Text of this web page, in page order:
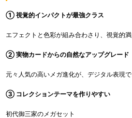
① 視覚的インパクトが最強クラス
エフェクトと色彩が組み合わさり、視覚的満
② 実物カードからの自然なアップグレード
元々人気の高いメガ進化が、デジタル表現で
③ コレクションテーマを作りやすい
初代御三家のメガセット